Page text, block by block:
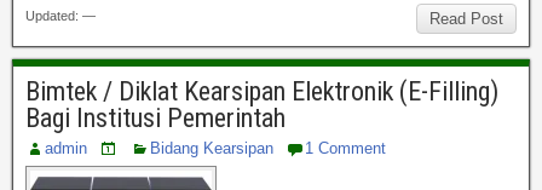
Read Post
Updated: —
Bimtek / Diklat Kearsipan Elektronik (E-Filling)
Bagi Institusi Pemerintah
admin Bidang Kearsipan 1 Comment